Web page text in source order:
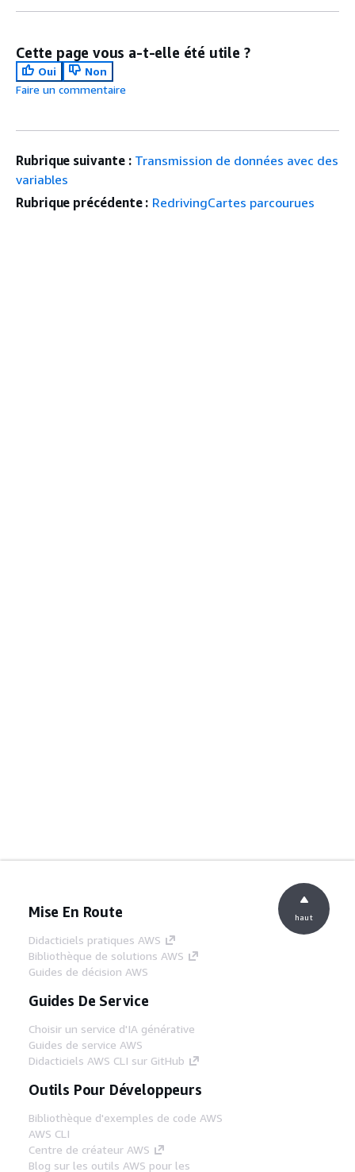
Cette page vous a-t-elle été utile ?
Oui
Non
Faire un commentaire
Rubrique suivante : Transmission de données avec des
variables
Rubrique précédente : RedrivingCartes parcourues
Mise En Route
Didacticiels pratiques AWS
Bibliothèque de solutions AWS
Guides de décision AWS
Guides De Service
Choisir un service d'IA générative
Guides de service AWS
Didacticiels AWS CLI sur GitHub
Outils Pour Développeurs
Bibliothèque d'exemples de code AWS
AWS CLI
Centre de créateur AWS
Blog sur les outils AWS pour les
haut